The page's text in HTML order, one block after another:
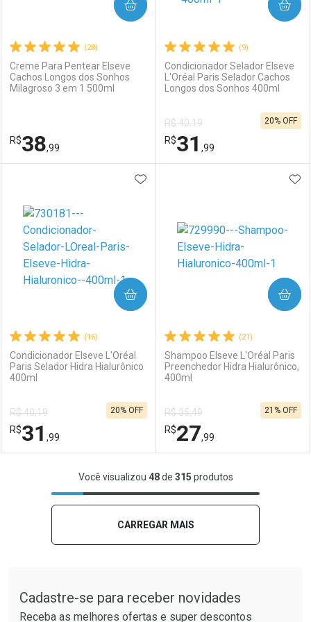
Ativar Desconto
Comprar sem Desconto
Por R$ 18,68/cada
Por R$ 18,68/cada
Ativar Desconto
Comprar sem Desconto
Por R$ 19,59/cada
Comprar sem Desconto
Por R$ 19,59/cada
(28)
Creme Para Pentear Elseve
Cachos Longos dos Sonhos
Milagroso 3 em 1 500ml
R$38,99
COMPRAR
Laboratório
Comprar sem Desconto
Por R$ 38,99/cada
Por Menos
Comprar sem Desconto
Por R$ 38,99/cada
(9)
Condicionador Selador Elseve
L'Oréal Paris Selador Cachos
Longos dos Sonhos 400ml
R$ 40,19
R$31 ,99
20% OFF
COMPRAR
Laboratório
Comprar sem Desconto
Por R$ 31,99/cada
Por Menos
Comprar sem Desconto
Por R$ 31,99/cada
(16)
Condicionador Elseve L'Oréal
Paris Selador Hidra Hialurônico
400ml
R$ 40,19
R$31 ,99
20% OFF
ADICIONAR AOS FAVORITOS
COMPRAR
FECHAR
Laboratório
FECHAR
Por Menos
(21)
Shampoo Elseve L'Oréal Paris
Preenchedor Hidra Hialurônico,
400ml
R$ 35,49
R$27,99
21% OFF
COMPRAR
Laboratório
Por Menos
Você visualizou 48de 315 produtos
CARREGAR MAIS
Cadastre-se para receber novidades
Receba as melhores ofertas e super descontos